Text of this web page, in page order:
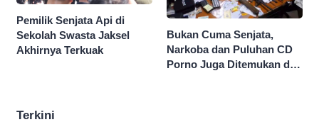
Pemilik Senjata Api di
Sekolah Swasta Jaksel
Akhirnya Terkuak
Bukan Cuma Senjata,
Narkoba dan Puluhan CD
Porno Juga Ditemukan di
Terkini